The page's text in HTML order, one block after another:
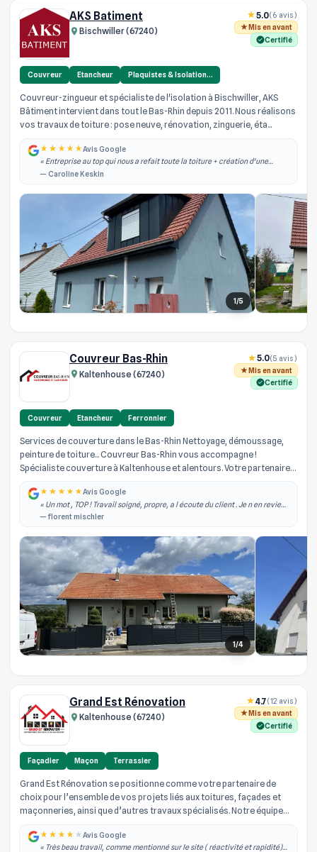
AKS Batiment
Bischwiller (67240)
5.0(6 avis)
Mis en avant
Certifié
Couvreur Etancheur Plaquistes & Isolation…
Couvreur-zingueur et spécialiste de l'isolation à Bischwiller, AKS
Bâtiment intervient dans tout le Bas-Rhin depuis 2011. Nous réalisons
vos travaux de toiture : pose neuve, rénovation, zinguerie, éta...
Avis Google
« Entreprise au top qui nous a refait toute la toiture + création d'une
lucarne. Equipe à l'écoute, travail professionnel et soigné ! Je
— Caroline Keskin
1/5
Couvreur Bas-Rhin
Kaltenhouse (67240)
5.0(5 avis)
Mis en avant
Certifié
Couvreur Etancheur Ferronnier
Services de couverture dans le Bas-Rhin Nettoyage, démoussage,
peinture de toiture... Couvreur Bas-Rhin vous accompagne !
Spécialiste couverture à Kaltenhouse et alentours. Votre partenaire
Avis Google
« Un mot , TOP ! Travail soigné, propre, a l écoute du client . Je n en reviens
toujours pas du travail effectué sur ma toiture. Je recommande vivement
— florent mischler
1/4
Grand Est Rénovation
Kaltenhouse (67240)
4.7(12 avis)
Mis en avant
Certifié
Façadier Maçon Terrassier
Grand Est Rénovation se positionne comme votre partenaire de
choix pour l’ensemble de vos projets liés aux toitures, façades et
maçonneries, ainsi que d’autres travaux spécialisés. Notre équipe
Avis Google
« Très beau travail, comme mentionné sur le site ( réactivité et rapidité)